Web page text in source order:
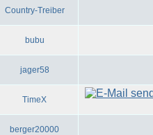
Country-Treiber
bubu
jager58
TimeX
berger20000